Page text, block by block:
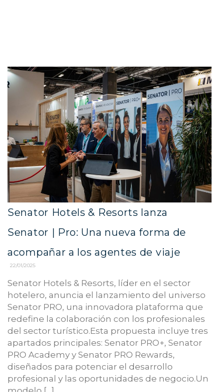
Senator Hotels & Resorts lanza
Senator | Pro: Una nueva forma de
acompañar a los agentes de viaje
22/01/2025
Senator Hotels & Resorts, líder en el sector
hotelero, anuncia el lanzamiento del universo
Senator PRO, una innovadora plataforma que
redefine la colaboración con los profesionales
del sector turístico.Esta propuesta incluye tres
apartados principales: Senator PRO+, Senator
PRO Academy y Senator PRO Rewards,
diseñados para potenciar el desarrollo
profesional y las oportunidades de negocio.Un